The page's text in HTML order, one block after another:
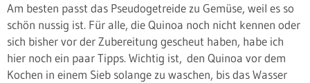
Am besten passt das Pseudogetreide zu Gemüse, weil es so
schön nussig ist. Für alle, die Quinoa noch nicht kennen oder
sich bisher vor der Zubereitung gescheut haben, habe ich
hier noch ein paar Tipps. Wichtig ist, den Quinoa vor dem
Kochen in einem Sieb solange zu waschen, bis das Wasser